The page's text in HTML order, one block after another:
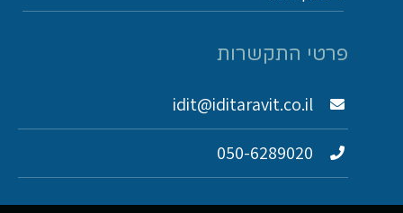
פרטי התקשרות
idit@iditaravit.co.il
050-6289020